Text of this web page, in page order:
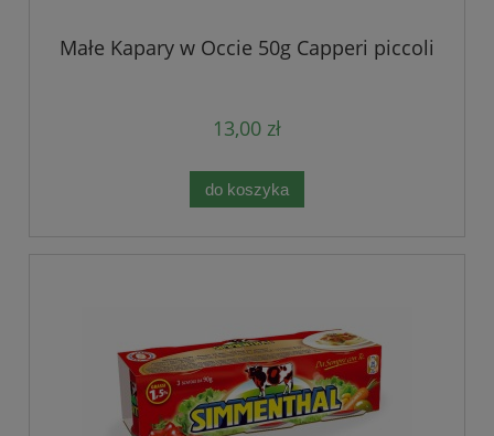
Małe Kapary w Occie 50g Capperi piccoli
13,00 zł
do koszyka